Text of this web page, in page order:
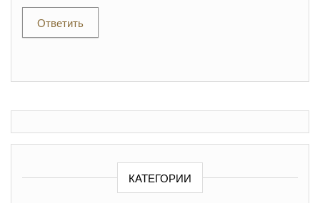
Ответить
КАТЕГОРИИ